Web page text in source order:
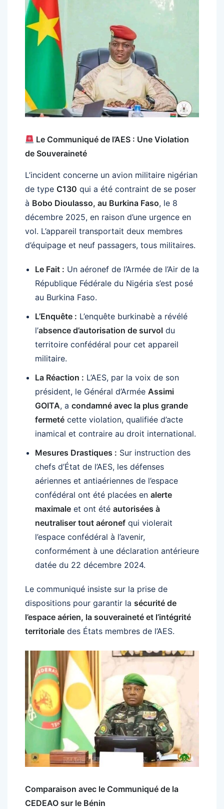
Le Communiqué de l’AES : Une Violation
de Souveraineté
L’incident concerne un avion militaire nigérian
de type C130 qui a été contraint de se poser
à Bobo Dioulasso, au Burkina Faso, le 8
décembre 2025, en raison d’une urgence en
vol. L’appareil transportait deux membres
d’équipage et neuf passagers, tous militaires.
Le Fait : Un aéronef de l’Armée de l’Air de la
République Fédérale du Nigéria s’est posé
au Burkina Faso.
L’Enquête : L’enquête burkinabè a révélé
l’absence d’autorisation de survol du
territoire confédéral pour cet appareil
militaire.
La Réaction : L’AES, par la voix de son
président, le Général d’Armée Assimi
GOITA, a condamné avec la plus grande
fermeté cette violation, qualifiée d’acte
inamical et contraire au droit international.
Mesures Drastiques : Sur instruction des
chefs d’État de l’AES, les défenses
aériennes et antiaériennes de l’espace
confédéral ont été placées en alerte
maximale et ont été autorisées à
neutraliser tout aéronef qui violerait
l’espace confédéral à l’avenir,
conformément à une déclaration antérieure
datée du 22 décembre 2024.
Le communiqué insiste sur la prise de
dispositions pour garantir la sécurité de
l’espace aérien, la souveraineté et l’intégrité
territoriale des États membres de l’AES.
Comparaison avec le Communiqué de la
CEDEAO sur le Bénin